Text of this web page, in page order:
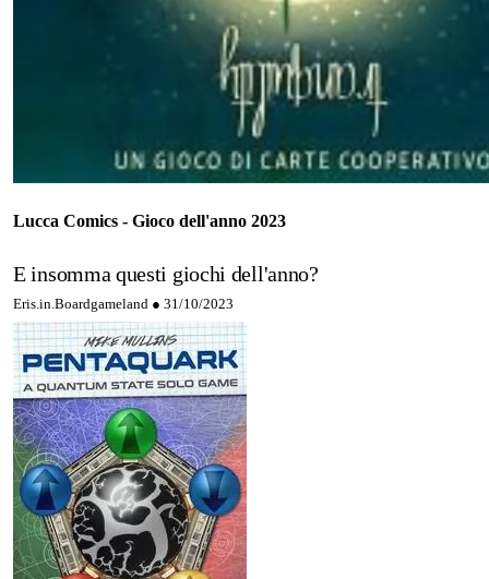
Lucca Comics - Gioco dell'anno 2023
E insomma questi giochi dell'anno?
Eris.in.Boardgameland ● 31/10/2023